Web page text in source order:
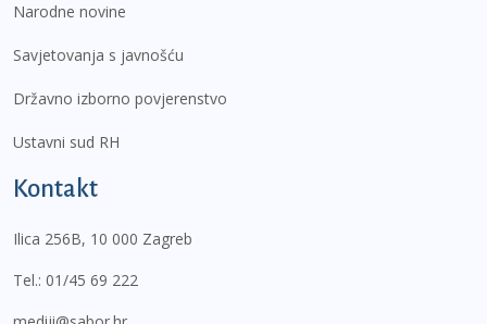
Narodne novine
Savjetovanja s javnošću
Državno izborno povjerenstvo
Ustavni sud RH
Kontakt
Ilica 256B, 10 000 Zagreb
Tel.: 01/45 69 222